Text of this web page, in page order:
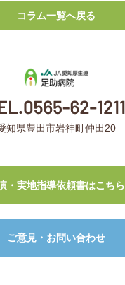
コラム一覧へ戻る
知県豊田市岩神町仲田20
・実地指導依頼書はこちら
ご意見・お問い合わせ